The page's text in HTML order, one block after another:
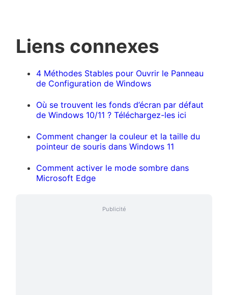
Liens connexes
4 Méthodes Stables pour Ouvrir le Panneau
de Configuration de Windows
Où se trouvent les fonds d’écran par défaut
de Windows 10/11 ? Téléchargez-les ici
Comment changer la couleur et la taille du
pointeur de souris dans Windows 11
Comment activer le mode sombre dans
Microsoft Edge
Publicité